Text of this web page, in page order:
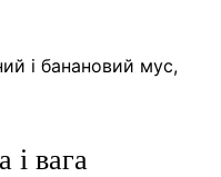
і банановий мус,
і вага